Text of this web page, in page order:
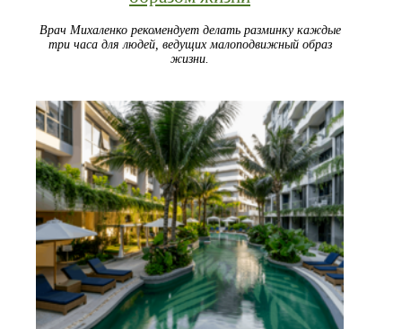
Врач Михаленко рекомендует делать разминку каждые
три часа для людей, ведущих малоподвижный образ
жизни.